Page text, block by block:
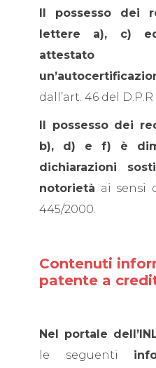
Il possesso dei
lettere a), c)
attestato
dall’art. 46 del
Il possesso dei
b), d) e f) è
dichiarazioni
notorietà ai sensi
445/2000.
Contenuti
patente a
Nel portale
le seguenti